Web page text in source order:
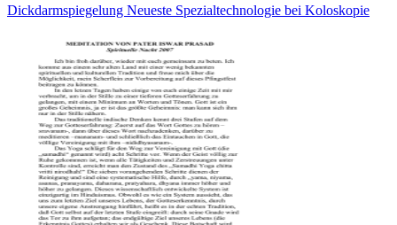
Dickdarmspiegelung Neueste Spezialtechnologie bei Koloskopie